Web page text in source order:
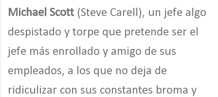
Michael Scott(Steve Carell), un jefe algo
despistado y torpe que pretende ser el
jefe más enrollado y amigo de sus
empleados, a los que no deja de
ridiculizar con sus constantes broma y